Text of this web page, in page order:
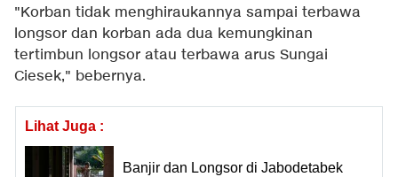
"Korban tidak menghiraukannya sampai terbawa
longsor dan korban ada dua kemungkinan
tertimbun longsor atau terbawa arus Sungai
Ciesek," bebernya.
Lihat Juga :
Banjir dan Longsor di Jabodetabek